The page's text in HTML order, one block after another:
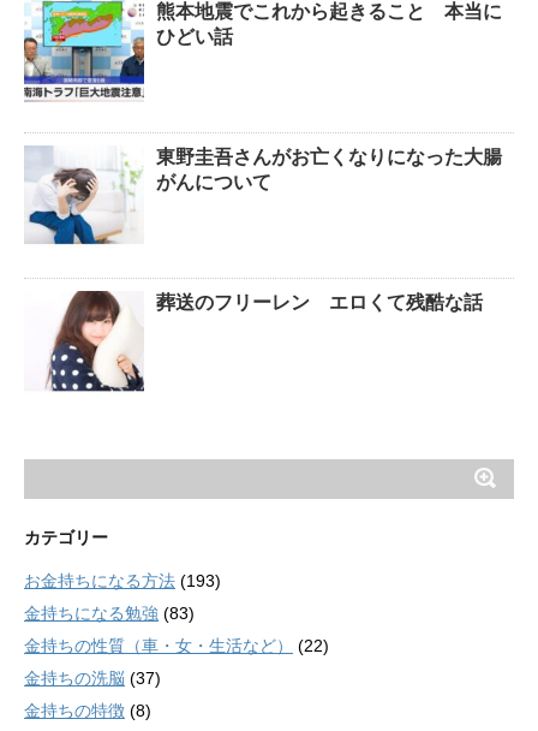
熊本地震でこれから起きること 本当に
ひどい話
東野圭吾さんがお亡くなりになった大腸
がんについて
葬送のフリーレン エロくて残酷な話
カテゴリー
お金持ちになる方法 (193)
金持ちになる勉強 (83)
金持ちの性質（車・女・生活など）
(22)
金持ちの洗脳 (37)
金持ちの特徴 (8)